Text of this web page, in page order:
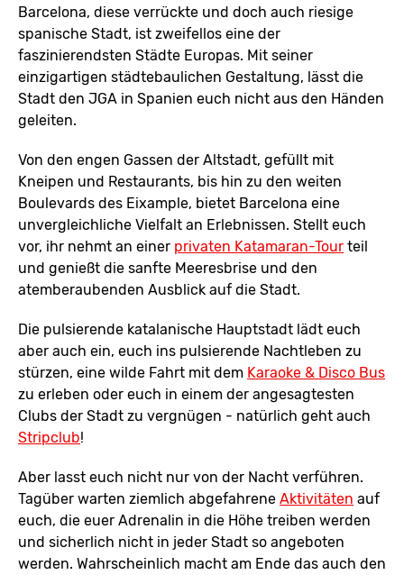
Barcelona, diese verrückte und doch auch riesige
spanische Stadt, ist zweifellos eine der
faszinierendsten Städte Europas. Mit seiner
einzigartigen städtebaulichen Gestaltung, lässt die
Stadt den JGA in Spanien euch nicht aus den Händen
geleiten.
Von den engen Gassen der Altstadt, gefüllt mit
Kneipen und Restaurants, bis hin zu den weiten
Boulevards des Eixample, bietet Barcelona eine
unvergleichliche Vielfalt an Erlebnissen. Stellt euch
vor, ihr nehmt an einer privaten Katamaran-Tour teil
und genießt die sanfte Meeresbrise und den
atemberaubenden Ausblick auf die Stadt.
Die pulsierende katalanische Hauptstadt lädt euch
aber auch ein, euch ins pulsierende Nachtleben zu
stürzen, eine wilde Fahrt mit dem Karaoke & Disco Bus
zu erleben oder euch in einem der angesagtesten
Clubs der Stadt zu vergnügen - natürlich geht auch
Stripclub!
Aber lasst euch nicht nur von der Nacht verführen.
Tagüber warten ziemlich abgefahrene Aktivitäten auf
euch, die euer Adrenalin in die Höhe treiben werden
und sicherlich nicht in jeder Stadt so angeboten
werden. Wahrscheinlich macht am Ende das auch den